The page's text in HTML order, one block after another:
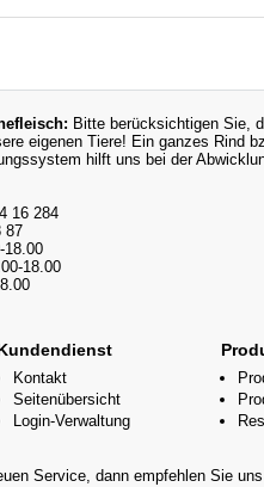
Bitte berücksichtigen Sie,
eigenen Tiere! Ein ganzes Rind
hilft uns bei der
16 284
87
18.00
18.00
Kontakt
Seitenübersicht
Login-Verwaltung
Service, dann empfehlen Sie